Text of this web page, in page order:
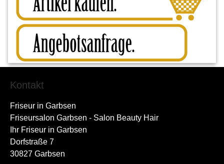
Kontakt
Friseur in Garbsen
Friseursalon Garbsen - Salon Beauty Hair
Ihr Friseur in Garbsen
Dorfstraße 7
30827 Garbsen